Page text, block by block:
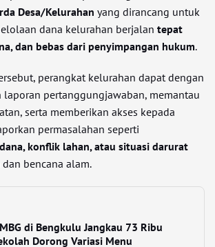
Desa/Kelurahan yang dirancang untuk
dana kelurahan berjalan tepat
dan bebas dari penyimpangan hukum.
perangkat kelurahan dapat dengan
laporan pertanggungjawaban, memantau
serta memberikan akses kepada
permasalahan seperti
konflik lahan, atau situasi darurat
bencana alam.
di Bengkulu Jangkau 73 Ribu
Dorong Variasi Menu